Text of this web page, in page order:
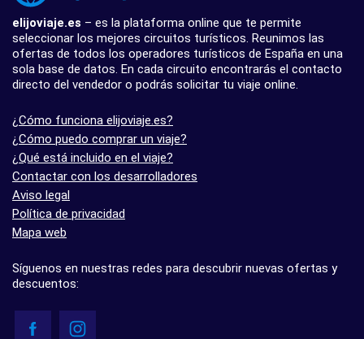
elijoviaje.es – es la plataforma online que te permite
seleccionar los mejores circuitos turísticos. Reunimos las
ofertas de todos los operadores turísticos de España en una
sola base de datos. En cada circuito encontrarás el contacto
directo del vendedor o podrás solicitar tu viaje online.
¿Cómo funciona elijoviaje.es?
¿Cómo puedo comprar un viaje?
¿Qué está incluido en el viaje?
Contactar con los desarrolladores
Aviso legal
Política de privacidad
Mapa web
Síguenos en nuestras redes para descubrir nuevas ofertas y
descuentos: